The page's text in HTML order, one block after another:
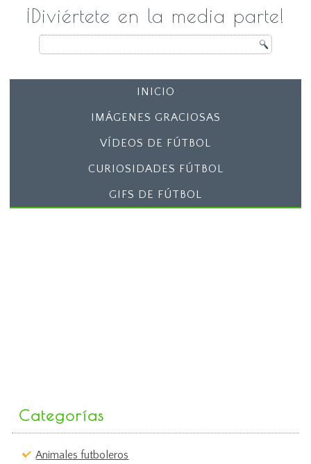
¡Diviértete en la media parte!
INICIO
IMÁGENES GRACIOSAS
VÍDEOS DE FÚTBOL
CURIOSIDADES FÚTBOL
GIFS DE FÚTBOL
Categorías
Animales futboleros